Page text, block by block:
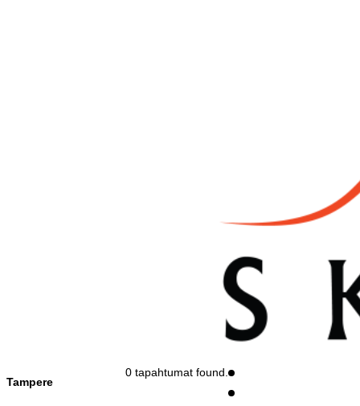
0 tapahtumat found.
Tampere